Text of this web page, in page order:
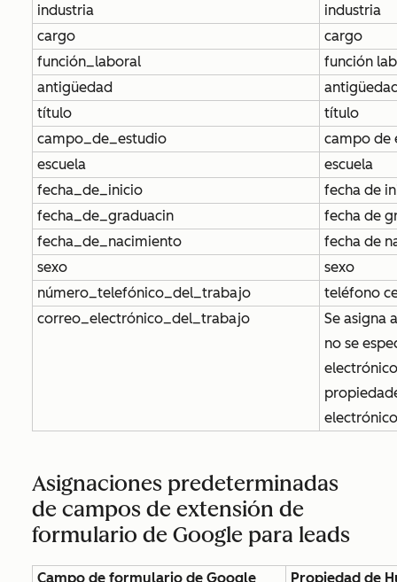
industria
industria
cargo
cargo
función_laboral
función
antigüedad
título
título
campo_de_estudio
campo de
escuela
escuela
fecha_de_inicio
fecha de
fecha_de_graduacin
fecha de
fecha_de_nacimiento
fecha de
sexo
sexo
número_telefónico_del_trabajo
teléfono
correo_electrónico_del_trabajo
Se asigna
no se
Asignaciones predeterminadas
de campos de extensión de
formulario de Google para leads
Campo de formulario de Google Propiedad de